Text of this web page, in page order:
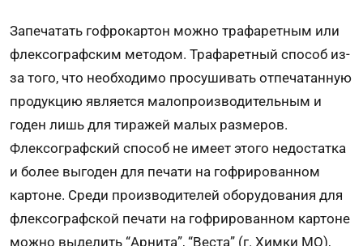
Запечатать гофрокартон можно трафаретным или
флексографским методом. Трафаретный способ из-
за того, что необходимо просушивать отпечатанную
продукцию является малопроизводительным и
годен лишь для тиражей малых размеров.
Флексографский способ не имеет этого недостатка
и более выгоден для печати на гофрированном
картоне. Среди производителей оборудования для
флексографской печати на гофрированном картоне
можно выделить “Арнита”, “Веста” (г. Химки МО),